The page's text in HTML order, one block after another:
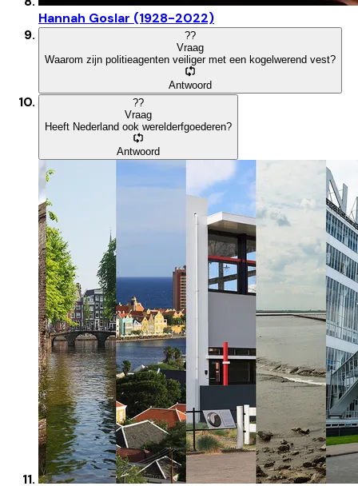
Hannah Goslar (1928-2022)
??
Vraag
Waarom zijn politieagenten veiliger met een kogelwerend vest?
Antwoord
??
Vraag
Heeft Nederland ook werelderfgoederen?
Antwoord